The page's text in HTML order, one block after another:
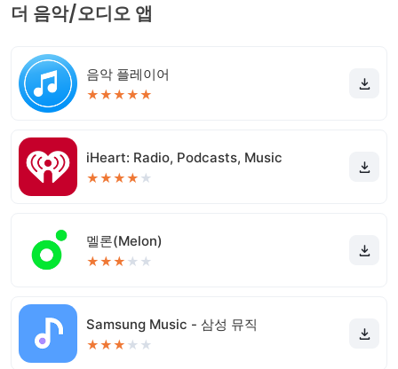
더 음악/오디오 앱
음악 플레이어
★★★★★
iHeart: Radio, Podcasts, Music
★★★★ ★
멜론(Melon)
★★★ ★ ★
Samsung Music - 삼성 뮤직
★★★ ★ ★